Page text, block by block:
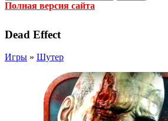
Полная версия сайта
Dead Effect
Игры » Шутер